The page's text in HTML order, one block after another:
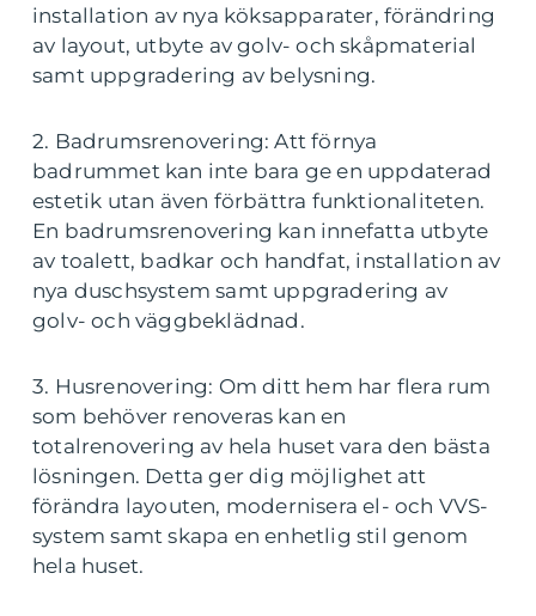
installation av nya köksapparater, förändring
av layout, utbyte av golv- och skåpmaterial
samt uppgradering av belysning.
2. Badrumsrenovering: Att förnya
badrummet kan inte bara ge en uppdaterad
estetik utan även förbättra funktionaliteten.
En badrumsrenovering kan innefatta utbyte
av toalett, badkar och handfat, installation av
nya duschsystem samt uppgradering av
golv- och väggbeklädnad.
3. Husrenovering: Om ditt hem har flera rum
som behöver renoveras kan en
totalrenovering av hela huset vara den bästa
lösningen. Detta ger dig möjlighet att
förändra layouten, modernisera el- och VVS-
system samt skapa en enhetlig stil genom
hela huset.